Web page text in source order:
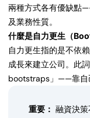
兩種方式各有優缺點
及業務性質。
什麼是自力更生（
自力更生指的是不依
成長來建立公司。此
bootstraps」——靠自
重要： 融資決